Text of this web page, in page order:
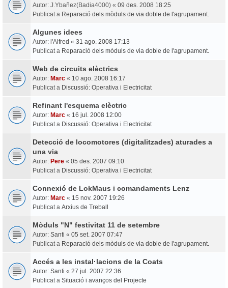
Autor: J.Ybañez(Badia4000) « 09 des. 2008 18:25
Publicat a Reparació dels mòduls de via doble de l'agrupament.
Algunes idees
Autor: l'Alfred « 31 ago. 2008 17:13
Publicat a Reparació dels mòduls de via doble de l'agrupament.
Web de circuits elèctrics
Autor: Marc « 10 ago. 2008 16:17
Publicat a Discussió: Operativa i Electricitat
Refinant l'esquema elèctric
Autor: Marc « 16 jul. 2008 12:00
Publicat a Discussió: Operativa i Electricitat
Detecció de locomotores (digitalitzades) aturades a
una via
Autor: Pere « 05 des. 2007 09:10
Publicat a Discussió: Operativa i Electricitat
Connexió de LokMaus i comandaments Lenz
Autor: Marc « 15 nov. 2007 19:26
Publicat a Arxius de Treball
Mòduls "N" festivitat 11 de setembre
Autor: Santi « 05 set. 2007 07:47
Publicat a Reparació dels mòduls de via doble de l'agrupament.
Accés a les instal·lacions de la Coats
Autor: Santi « 27 jul. 2007 22:36
Publicat a Situació i avanços del Projecte